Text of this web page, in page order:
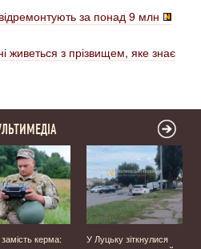
за понад 9 млн
живеться з прізвищем, яке знає
керма:
У Луцьку зіткнулися